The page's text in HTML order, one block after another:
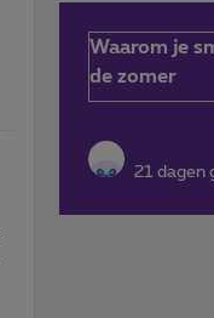
Waarom je
de zomer
21 dagen